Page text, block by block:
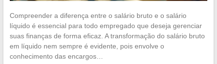
Compreender a diferença entre o salário bruto e o salário
líquido é essencial para todo empregado que deseja gerenciar
suas finanças de forma eficaz. A transformação do salário bruto
em líquido nem sempre é evidente, pois envolve o
conhecimento das encargos…